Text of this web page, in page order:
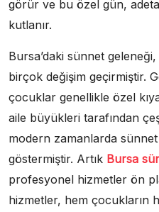
görür ve bu özel gün,
kutlanır.
Bursa’daki sünnet
birçok değişim geçirmiştir.
çocuklar genellikle özel
aile büyükleri tarafından
modern zamanlarda
göstermiştir. Artık Bursa
profesyonel hizmetler ön
hizmetler, hem çocukların